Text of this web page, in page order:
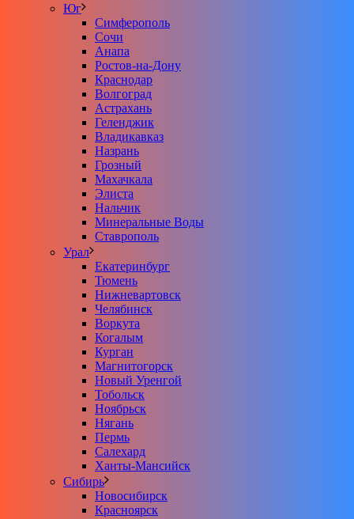
Юг
Симферополь
Сочи
Анапа
Ростов-на-Дону
Краснодар
Волгоград
Астрахань
Геленджик
Владикавказ
Назрань
Грозный
Махачкала
Элиста
Нальчик
Минеральные Воды
Ставрополь
Урал
Екатеринбург
Тюмень
Нижневартовск
Челябинск
Воркута
Когалым
Курган
Магнитогорск
Новый Уренгой
Тобольск
Ноябрьск
Нягань
Пермь
Салехард
Ханты-Мансийск
Сибирь
Новосибирск
Красноярск